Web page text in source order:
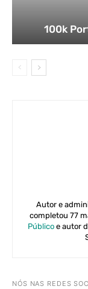
100k
Autor e
completou 77
Público e autor
NÓS NAS REDES